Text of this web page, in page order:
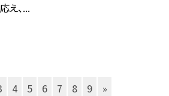
え、...
4 5 6 7 8 9 »